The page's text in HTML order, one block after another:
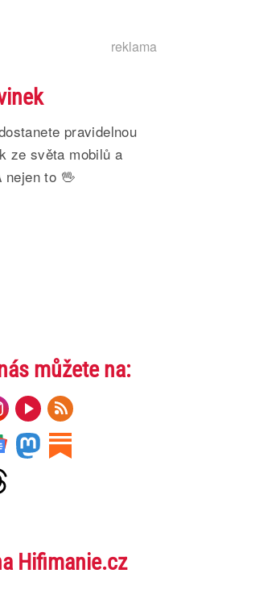
reklama
pravidelnou
ze světa mobilů a
nejen to 🖖
můžete na:
Hifimanie.cz